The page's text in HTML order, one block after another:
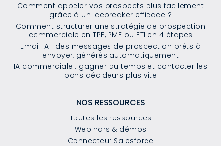
Comment appeler vos prospects plus facilement
grâce à un icebreaker efficace ?
Comment structurer une stratégie de prospection
commerciale en TPE, PME ou ETI en 4 étapes
Email IA : des messages de prospection prêts à
envoyer, générés automatiquement
IA commerciale : gagner du temps et contacter les
bons décideurs plus vite
NOS RESSOURCES
Toutes les ressources
Webinars & démos
Connecteur Salesforce